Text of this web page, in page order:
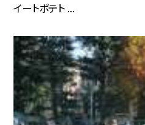
イートポテト ...